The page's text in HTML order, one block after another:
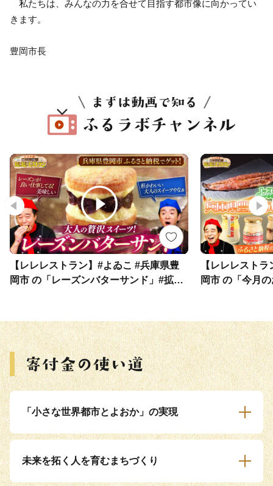
私たちは、みんなの力を合せて目指す都市像に向かってい
きます。
豊岡市長
【レレレストラン】#よゐこ #兵庫県豊
岡市 の「レーズンバターサンド」#拡散
【レレレスト
岡市 の「今月
「小さな世界都市とよおか」の実現
未来を拓く人を育むまちづくり